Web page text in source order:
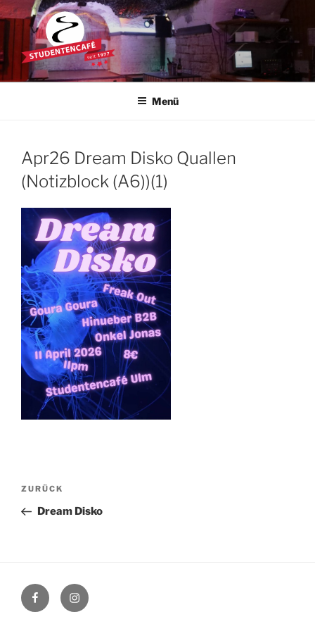
Zum
Inhalt
springen
STUDENTENCAFÉ
Die Kultkneipe in Ulm seit 1977
Menü
Apr26 Dream Disko Quallen
(Notizblock (A6))(1)
Beitragsnavigation
Vorheriger
Beitrag
ZURÜCK
Dream Disko
FacebookInstagram